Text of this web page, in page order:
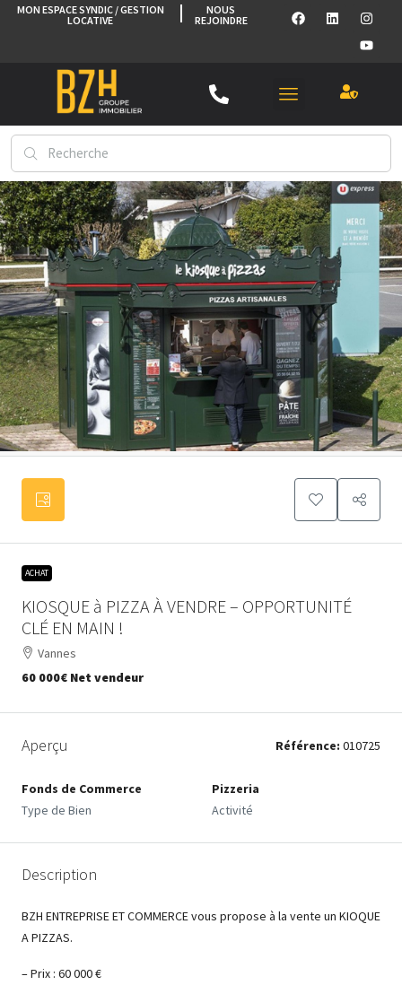
MON ESPACE SYNDIC / GESTION
LOCATIVE
NOUS
REJOINDRE
ACHAT
KIOSQUE à PIZZA À VENDRE – OPPORTUNITÉ
CLÉ EN MAIN !
Vannes
60 000€ Net vendeur
Aperçu Référence: 010725
Fonds de Commerce
Type de Bien
Pizzeria
Activité
Description
BZH ENTREPRISE ET COMMERCE vous propose à la vente un KIOQUE
A PIZZAS.
– Prix : 60 000 €